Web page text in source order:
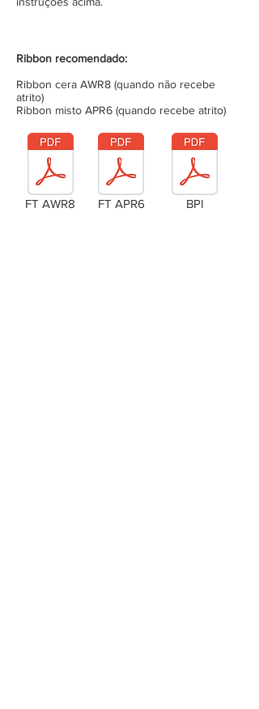
Ribbon recomendado:
Ribbon cera AWR8 (quando não recebe
atrito)
Ribbon misto APR6 (quando recebe atrito)
FT AWR8 FT APR6 BPI